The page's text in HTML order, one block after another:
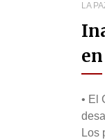
LA
• El
Los